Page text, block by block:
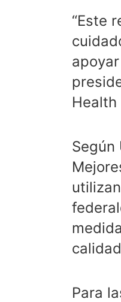
“Este
Health
Según
Para